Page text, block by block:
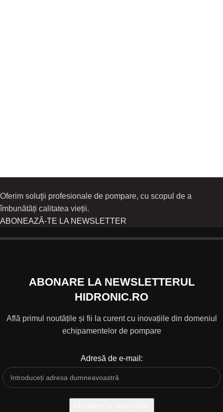
Oferim soluţii profesionale de pompare, cu scopul de a
îmbunătăți calitatea vieții.
ABONEAZĂ-TE LA NEWSLETTER
ABONARE LA NEWSLETTERUL
HIDRONIC.RO
Află primul noutățile și fii la curent cu inovațiile din domeniul
echipamentelor de pompare
Adresă de e-mail: